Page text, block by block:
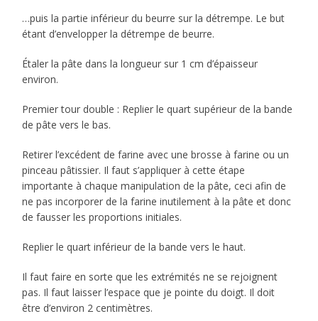
…puis la partie inférieur du beurre sur la détrempe. Le but
étant d’envelopper la détrempe de beurre.
Étaler la pâte dans la longueur sur 1 cm d’épaisseur
environ.
Premier tour double : Replier le quart supérieur de la bande
de pâte vers le bas.
Retirer l’excédent de farine avec une brosse à farine ou un
pinceau pâtissier. Il faut s’appliquer à cette étape
importante à chaque manipulation de la pâte, ceci afin de
ne pas incorporer de la farine inutilement à la pâte et donc
de fausser les proportions initiales.
Replier le quart inférieur de la bande vers le haut.
Il faut faire en sorte que les extrémités ne se rejoignent
pas. Il faut laisser l’espace que je pointe du doigt. Il doit
être d’environ 2 centimètres.